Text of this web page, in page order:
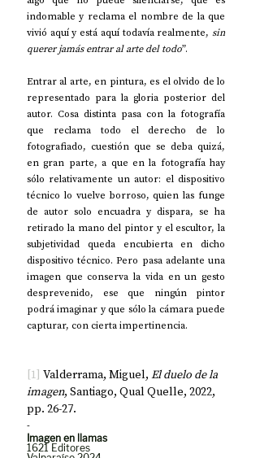
indomable y reclama el nombre de la que
vivió aquí y está aquí todavía realmente, sin
querer jamás entrar al arte del todo”.
Entrar al arte, en pintura, es el olvido de lo
representado para la gloria posterior del
autor. Cosa distinta pasa con la fotografía
que reclama todo el derecho de lo
fotografiado, cuestión que se deba quizá,
en gran parte, a que en la fotografía hay
sólo relativamente un autor: el dispositivo
técnico lo vuelve borroso, quien las funge
de autor solo encuadra y dispara, se ha
retirado la mano del pintor y el escultor, la
subjetividad queda encubierta en dicho
dispositivo técnico. Pero pasa adelante una
imagen que conserva la vida en un gesto
desprevenido, ese que ningún pintor
podrá imaginar y que sólo la cámara puede
capturar, con cierta impertinencia.
[1] Valderrama, Miguel, El duelo de la
imagen, Santiago, Qual Quelle, 2022,
pp. 26-27.
-
Imagen en llamas
1621 Editores